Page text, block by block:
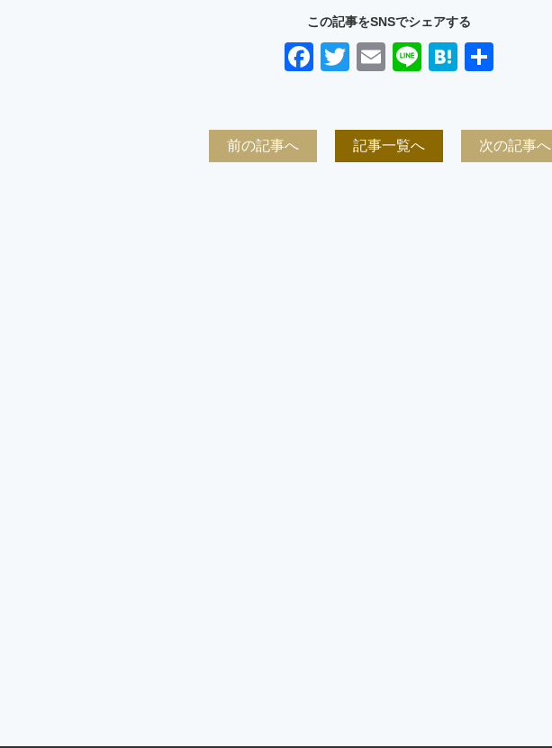
この記事をSNSでシェアする
Facebook
TwitterEmailLineHatena
前の記事へ 記事一覧へ 次の記事へ